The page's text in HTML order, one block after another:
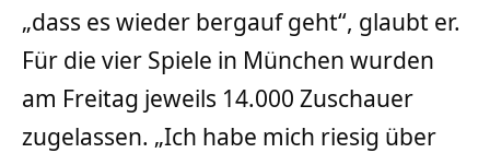
„dass es wieder bergauf geht“, glaubt er.
Für die vier Spiele in München wurden
am Freitag jeweils 14.000 Zuschauer
zugelassen. „Ich habe mich riesig über